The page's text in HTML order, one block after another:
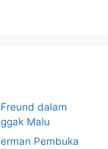
dalam
Malu
Pembuka